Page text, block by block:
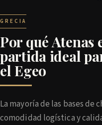
GRECIA
Por qué Atenas
partida ideal
el Egeo
La mayoría de las bases
comodidad logística y